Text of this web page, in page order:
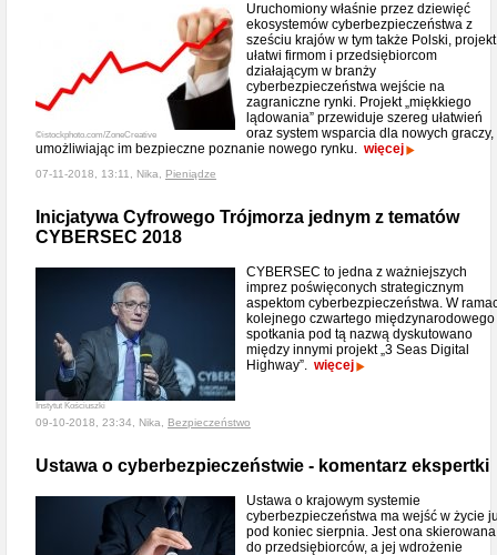
©istockphoto.com/ZoneCreative
Uruchomiony właśnie przez dziewięć
ekosystemów cyberbezpieczeństwa z
sześciu krajów w tym także Polski,
ułatwi firmom i przedsiębiorcom
działającym w branży
cyberbezpieczeństwa wejście na
zagraniczne rynki. Projekt „miękkiego
lądowania” przewiduje szereg ułatwień
oraz system wsparcia dla nowych graczy,
umożliwiając im bezpieczne poznanie nowego rynku. więcej
07-11-2018, 13:11, Nika, Pieniądze
Inicjatywa Cyfrowego Trójmorza jednym z tematów
CYBERSEC 2018
Instytut Kościuszki
CYBERSEC to jedna z ważniejszych
imprez poświęconych strategicznym
aspektom cyberbezpieczeństwa. W
kolejnego czwartego międzynarodowego
spotkania pod tą nazwą dyskutowano
między innymi projekt „3 Seas Digital
Highway”. więcej
09-10-2018, 23:34, Nika, Bezpieczeństwo
Ustawa o cyberbezpieczeństwie - komentarz ekspertki
Ustawa o krajowym systemie
cyberbezpieczeństwa ma wejść w życie
pod koniec sierpnia. Jest ona skierowana
do przedsiębiorców, a jej wdrożenie